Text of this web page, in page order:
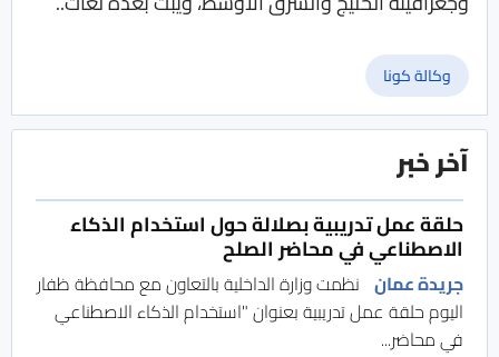
وكالة كونا
آخر خبر
حلقة عمل تدريبية بصلالة حول استخدام الذكاء
الاصطناعي في محاضر الصلح
جريدة عمان نظمت وزارة الداخلية بالتعاون مع محافظة ظفار
اليوم حلقة عمل تدريبية بعنوان "استخدام الذكاء الاصطناعي
في محاضر...